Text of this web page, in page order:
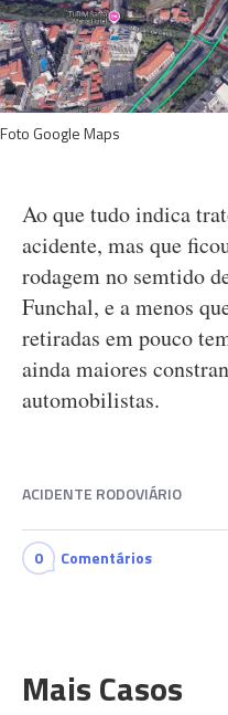
Foto Google Maps
Ao que tudo indica
acidente, mas que
rodagem no semtido
Funchal, e a menos
retiradas em pouco
ainda maiores
automobilistas.
ACIDENTE RODOVIÁRIO
0 Comentários
Mais Casos